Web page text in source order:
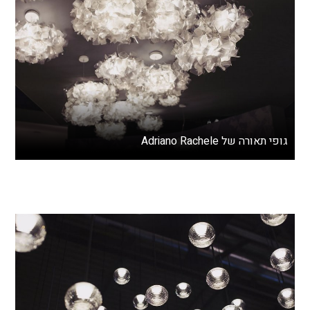
גופי תאורה של Adriano Rachele